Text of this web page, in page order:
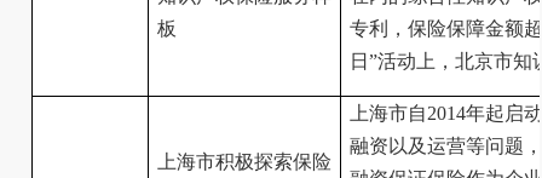
板
专利，保险保障金额
日”活动上，北京市
上海市积极探索保险
上海市自2014年起启
融资以及运营等问题